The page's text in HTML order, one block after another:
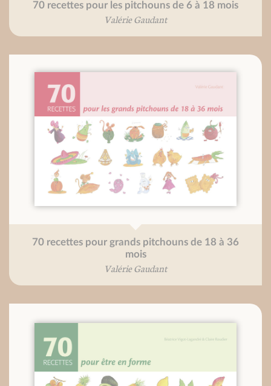
70 recettes pour les pitchouns de 6 à 18 mois
Valérie Gaudant
70 recettes pour grands pitchouns de 18 à 36
mois
Valérie Gaudant